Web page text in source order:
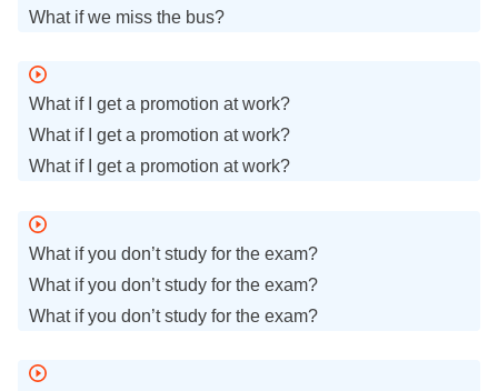
What if we miss the bus?
What if I get a promotion at work?
What if I get a promotion at work?
What if I get a promotion at work?
What if you don’t study for the exam?
What if you don’t study for the exam?
What if you don’t study for the exam?